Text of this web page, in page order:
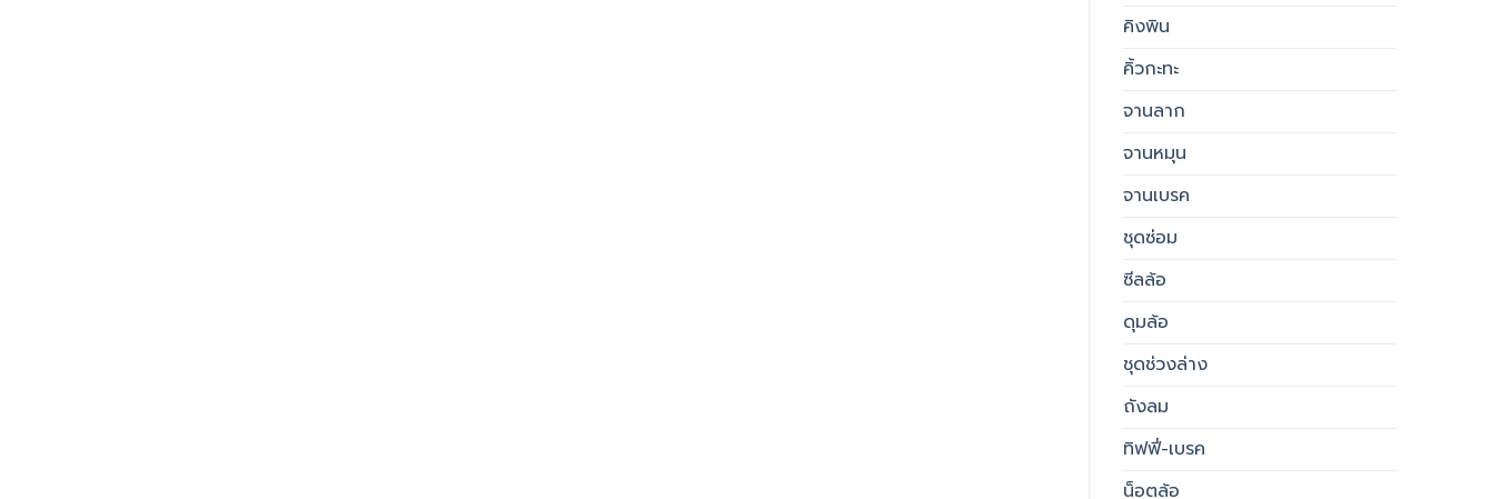
คิงพิน
คิ้วกะทะ
จานลาก
จานหมุน
จานเบรค
ชุดซ่อม
ซีลล้อ
ดุมล้อ
ชุดช่วงล่าง
ถังลม
ทิฟฟี่-เบรค
น็อตล้อ